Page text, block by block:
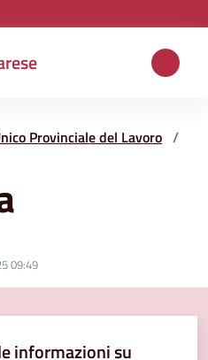
Provinciale del Lavoro /
09:49
informazioni su